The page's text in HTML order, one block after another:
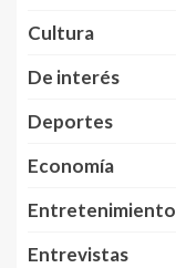
Cultura
De interés
Deportes
Economía
Entretenimiento
Entrevistas